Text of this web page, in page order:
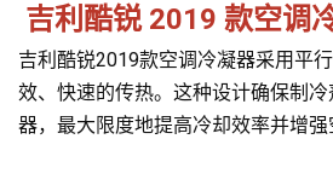
吉利酷锐 2019 款空调
吉利酷锐2019款空调冷凝器采用平
效、快速的传热。这种设计确保制
器，最大限度地提高冷却效率并增强